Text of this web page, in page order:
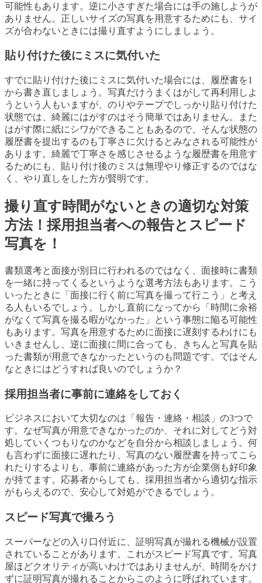
可能性もあります。逆に小さすぎた場合には手の施しようが
ありません。正しいサイズの写真を用意するためにも、サイ
ズが合わないときには撮り直すようにしましょう。
貼り付けた後にミスに気付いた
すでに貼り付けた後にミスに気付いた場合には、履歴書を1
から書き直しましょう。写真だけうまくはがして再利用しよ
うという人もいますが、のりやテープでしっかり貼り付けた
状態では、綺麗にはがすのはそう簡単ではありません。また
はがす際に紙にシワができることもあるので、そんな状態の
履歴書を提出するのも丁寧さに欠けるとみなされる可能性が
あります。綺麗で丁寧さを感じさせるような履歴書を用意す
るためにも、貼り付け後のミスは無理やり修正するのではな
く、やり直しをした方が賢明です。
撮り直す時間がないときの適切な対策
方法！採用担当者への報告とスピード
写真を！
書類選考と面接が別日に行われるのではなく、面接時に書類
を一緒に持ってくるというような選考方法もあります。こう
いったときに「面接に行く前に写真を撮って行こう」と考え
る人もいるでしょう。しかし直前になってから「時間に余裕
がなくて写真を撮る暇がなかった」という事態に陥る可能性
もあります。写真を用意するために面接に遅刻するわけにも
いきませんし、逆に面接に間に合っても、きちんと写真を貼
った書類が用意できなかったというのも問題です。ではそん
なときにはどうすれば良いのでしょうか？
採用担当者に事前に連絡をしておく
ビジネスにおいて大切なのは「報告・連絡・相談」の3つで
す。なぜ写真が用意できなかったのか、それに対してどう対
処していくつもりなのかなどを自分から相談しましょう。何
も言わずに面接に遅れたり、写真のない履歴書を持ってこら
れたりするよりも、事前に連絡があった方が企業側も好印象
が持てます。応募者からしても、採用担当者から適切な指示
がもらえるので、安心して対処ができるでしょう。
スピード写真で撮ろう
スーパーなどの入り口付近に、証明写真が撮れる機械が設置
されていることがあります。これがスピード写真です。写真
屋ほどクオリティが高いわけではありませんが、時間をかけ
ずに証明写真が撮れることからこのように呼ばれています。